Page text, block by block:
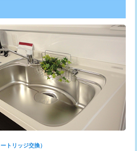
)
) 3,300円
設置) 5,500円
（バンド止
5,500円
埋め戻し作
11,000円
・HI）使
え +3,300円
33,000円
8,800円
・清掃・修
（軽作業）
11,000円
・清掃・修
（中作業）
22,000円
トリッジ交換）